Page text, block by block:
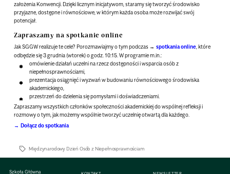
założenia Konwencji. Dzięki licznym inicjatywom, staramy się tworzyć środowisko
przyjazne, dostępne i równościowe, w którym każda osoba może rozwijać swój
potencjał.
Zapraszamy na spotkanie online
Jak SGGW realizuje te cele? Porozmawiajmy o tym podczas
spotkania online , które
odbędzie się3 grudnia (wtorek) o godz. 10:15 . W programie m.in.:
omówienie działań uczelni na rzecz dostępności i wsparcia osób z
niepełnosprawnościami,
prezentacja osiągnięć i wyzwań w budowaniu równościowego środowiska
akademickiego,
przestrzeń do dzielenia się pomysłami i doświadczeniami.
Zapraszamy wszystkich członków społeczności akademickiej do wspólnej refleksji i
rozmowy o tym, jak możemy wspólnie tworzyć uczelnię otwartą dla każdego.
Dołącz do spotkania
Międzynarodowy Dzień Osób z Niepełnosprawnościam
Szkoła Główna